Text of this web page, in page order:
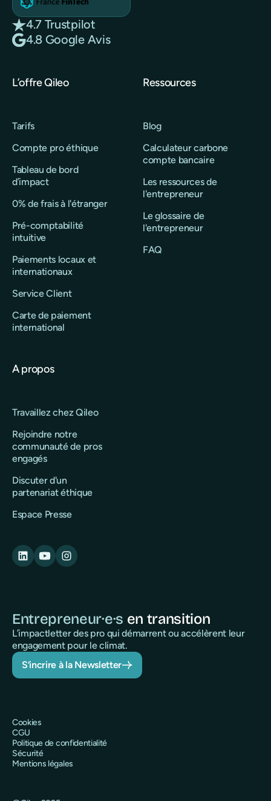
4.7 Trustpilot
4.8 Google Avis
L’offre Qileo
Tarifs
Compte pro éthique
Tableau de bord
d’impact
0% de frais à l'étranger
Pré-comptabilité
intuitive
Paiements locaux et
internationaux
Service Client
Carte de paiement
international
Ressources
Blog
Calculateur carbone
compte bancaire
Les ressources de
l'entrepreneur
Le glossaire de
l'entrepreneur
FAQ
A propos
Travaillez chez Qileo
Rejoindre notre
communauté de pros
engagés
Discuter d'un
partenariat éthique
Espace Presse
Entrepreneur·e·s en transition
L’impactletter des pro qui démarrent ou accélèrent leur
engagement pour le climat.
S’incrire à la Newsletter
Cookies
CGU
Politique de confidentialité
Sécurité
Mentions légales